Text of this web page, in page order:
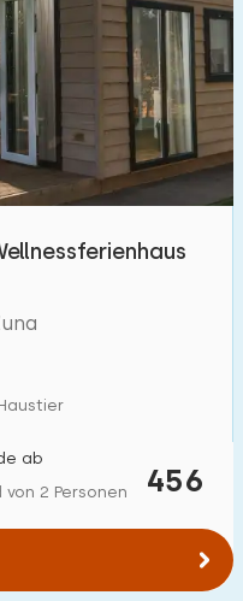
5
2
456
ab
2 Personen